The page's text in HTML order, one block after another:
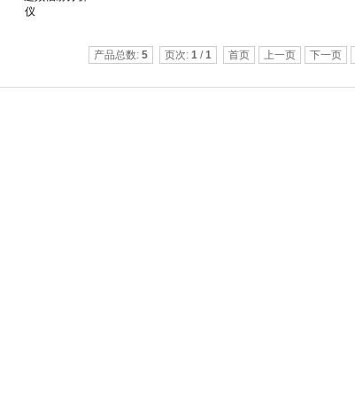
仪
产品总数: 5 页次: 1/1 首页 上一页 下一页